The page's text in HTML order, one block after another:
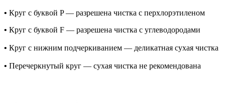
• Круг с буквой P — разрешена чистка с перхлорэтиленом
• Круг с буквой F — разрешена чистка с углеводородами
• Круг с нижним подчеркиванием — деликатная сухая чистка
• Перечеркнутый круг — сухая чистка не рекомендована